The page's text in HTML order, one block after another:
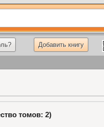
Добавить книгу
томов: 2)